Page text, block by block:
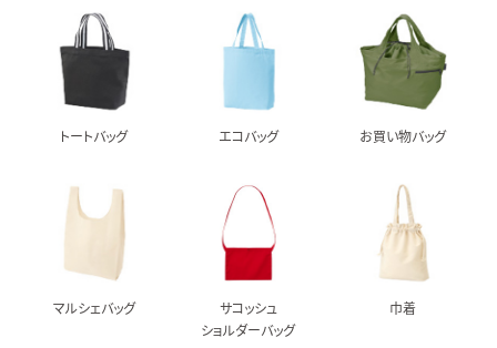
トートバッグ エコバッグ お買い物バッグ
マルシェバッグ
サコッシュ
ショルダーバッグ
巾着